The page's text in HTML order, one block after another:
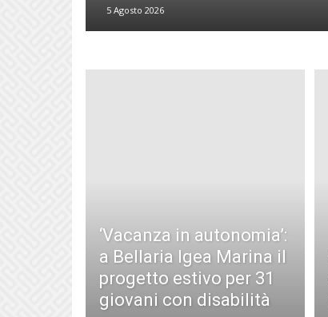
5 Agosto 2026
‘Vacanza in autonomia’:
a Bellaria Igea Marina il
progetto estivo per 31
giovani con disabilità